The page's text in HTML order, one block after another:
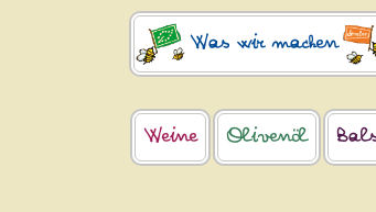
Was wir machen
Weine Olivenöl